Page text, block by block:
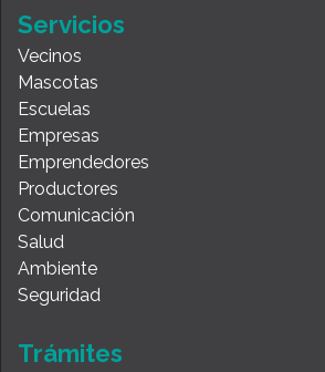
Servicios
Vecinos
Mascotas
Escuelas
Empresas
Emprendedores
Productores
Comunicación
Salud
Ambiente
Seguridad
Trámites